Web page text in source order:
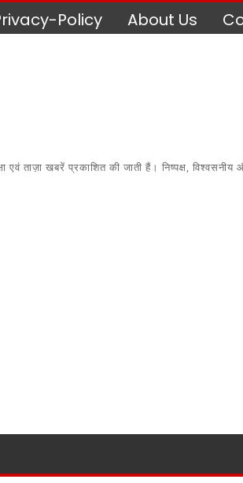
Policy About Us
एवं ताज़ा खबरें प्रकाशित की जाती हैं। निष्पक्ष,